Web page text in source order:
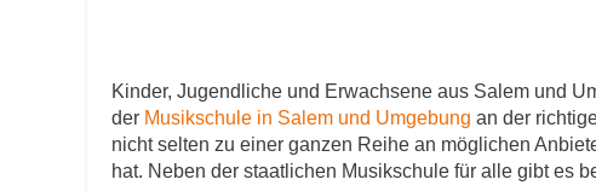
Kinder, Jugendliche und Erwachsene aus Salem und
der Musikschule in Salem und Umgebung an der
nicht selten zu einer ganzen Reihe an möglichen
hat. Neben der staatlichen Musikschule für alle gibt es